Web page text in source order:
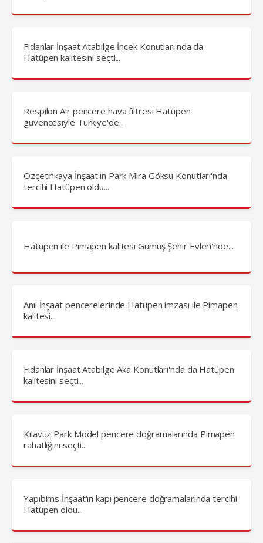
Fidanlar İnşaat Atabilge İncek Konutları'nda da
Hatüpen kalitesini seçti...
Respilon Air pencere hava filtresi Hatüpen
güvencesiyle Türkiye'de...
Özçetinkaya İnşaat'ın Park Mira Göksu Konutları'nda
tercihi Hatüpen oldu...
Hatüpen ile Pimapen kalitesi Gümüş Şehir Evleri'nde...
Anıl İnşaat pencerelerinde Hatüpen imzası ile Pimapen
kalitesi...
Fidanlar İnşaat Atabilge Aka Konutları'nda da Hatüpen
kalitesini seçti...
Kılavuz Park Model pencere doğramalarında Pimapen
rahatlığını seçti...
Yapıbims İnşaat'ın kapı pencere doğramalarında tercihi
Hatüpen oldu...